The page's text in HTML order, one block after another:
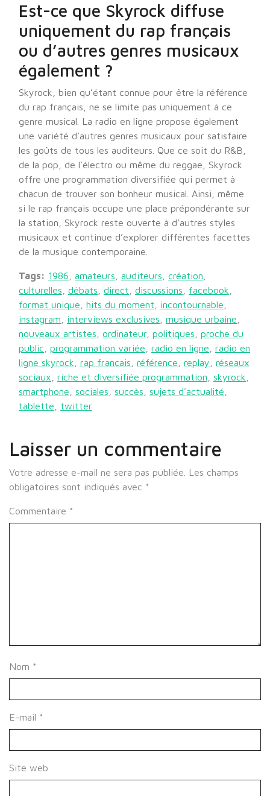
Est-ce que Skyrock diffuse
uniquement du rap français
ou d’autres genres musicaux
également ?
Skyrock, bien qu’étant connue pour être la référence
du rap français, ne se limite pas uniquement à ce
genre musical. La radio en ligne propose également
une variété d’autres genres musicaux pour satisfaire
les goûts de tous les auditeurs. Que ce soit du R&B,
de la pop, de l’électro ou même du reggae, Skyrock
offre une programmation diversifiée qui permet à
chacun de trouver son bonheur musical. Ainsi, même
si le rap français occupe une place prépondérante sur
la station, Skyrock reste ouverte à d’autres styles
musicaux et continue d’explorer différentes facettes
de la musique contemporaine.
Tags: 1986 amateurs auditeurs création
culturelles
débats direct discussions facebook
format unique
hits du moment incontournable
instagram
interviews exclusives musique urbaine
nouveaux artistes
ordinateur politiques
proche du
public
programmation variée radio en ligne
radio en
ligne skyrock
rap français référence replay
réseaux
sociaux
riche et diversifiée programmation skyrock
smartphone
sociales succès sujets d'actualité
tablette
twitter
Laisser un commentaire
Votre adresse e-mail ne sera pas publiée.
Les champs
obligatoires sont indiqués avec *
Commentaire *
Nom *
E-mail *
Site web